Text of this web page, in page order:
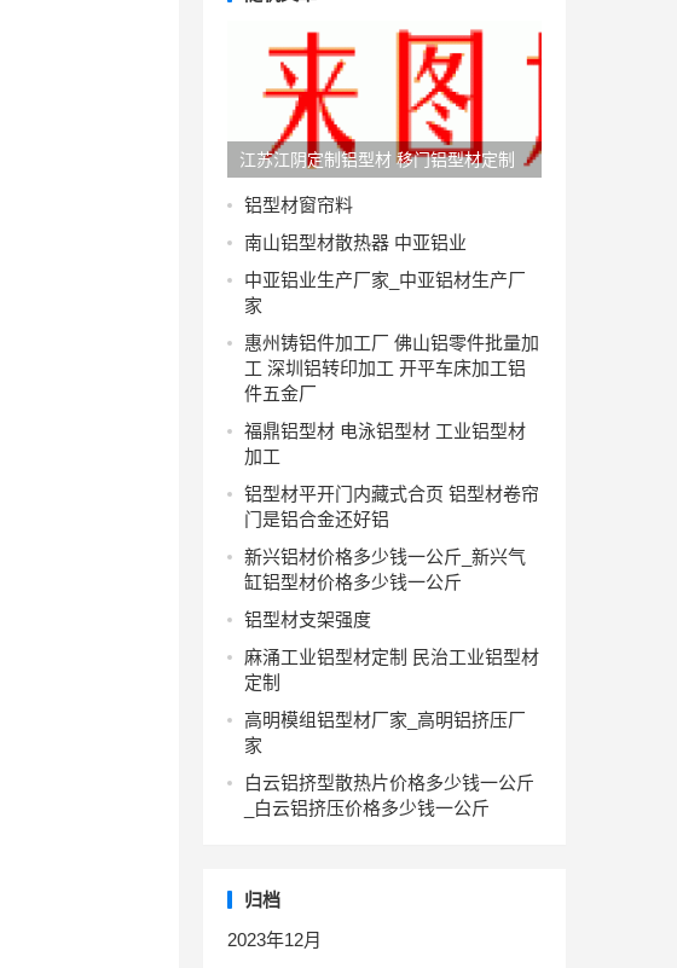
江苏江阴定制铝型材 移门铝型材定制
铝型材窗帘料
南山铝型材散热器 中亚铝业
中亚铝业生产厂家_中亚铝材生产厂
家
惠州铸铝件加工厂 佛山铝零件批量加
工 深圳铝转印加工 开平车床加工铝
件五金厂
福鼎铝型材 电泳铝型材 工业铝型材
加工
铝型材平开门内藏式合页 铝型材卷帘
门是铝合金还好铝
新兴铝材价格多少钱一公斤_新兴气
缸铝型材价格多少钱一公斤
铝型材支架强度
麻涌工业铝型材定制 民治工业铝型材
定制
高明模组铝型材厂家_高明铝挤压厂
家
白云铝挤型散热片价格多少钱一公斤
_白云铝挤压价格多少钱一公斤
归档
2023年12月